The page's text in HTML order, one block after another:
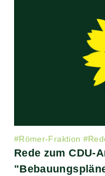
#Römer-Fraktion #
Rede zum CDU-